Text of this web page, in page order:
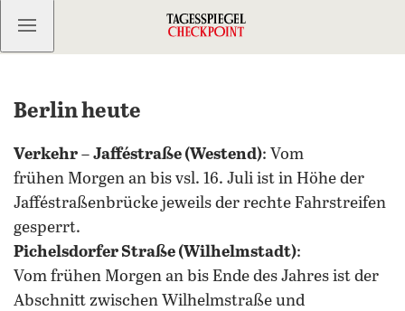
Kostenlos anmelden
Berlin heute
Verkehr – Jafféstraße (Westend): Vom
frühen Morgen an bis vsl. 16. Juli ist in Höhe der
Jafféstraßenbrücke jeweils der rechte Fahrstreifen
gesperrt.
Pichelsdorfer Straße (Wilhelmstadt):
Vom frühen Morgen an bis Ende des Jahres ist der
Abschnitt zwischen Wilhelmstraße und